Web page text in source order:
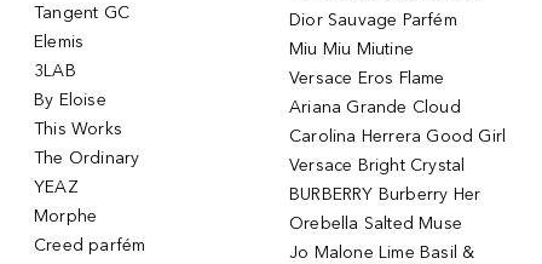
Tangent GC
Elemis
3LAB
By Eloise
This Works
The Ordinary
YEAZ
Morphe
Creed parfém
Dior Sauvage Parfém
Miu Miu Miutine
Versace Eros Flame
Ariana Grande Cloud
Carolina Herrera Good Girl
Versace Bright Crystal
BURBERRY Burberry Her
Orebella Salted Muse
Jo Malone Lime Basil &